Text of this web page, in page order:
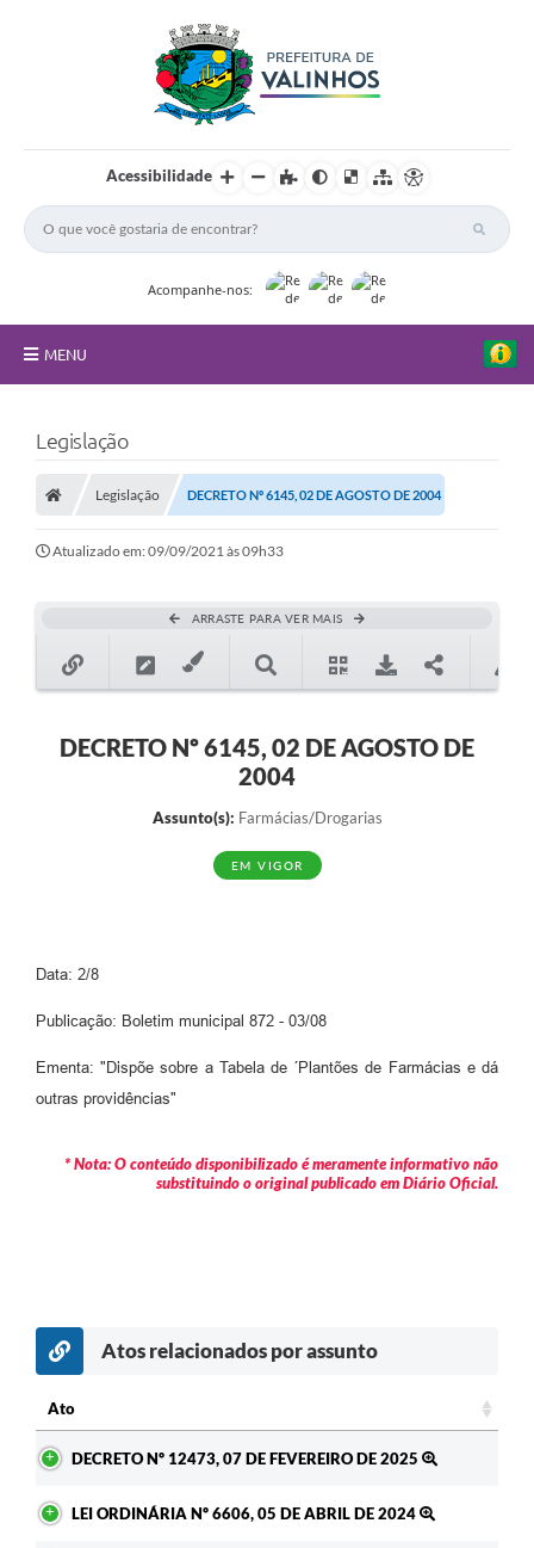
Acessibilidade
Acompanhe-nos:
MENU
Principal
Nossa Cidade
Secretarias
Transparência
Programa Famílias Fortes
Contratação de estagiário - estudante de Direito -
Audiências Públicas
Arquivos para Download
Turismo
Projetos
Contas Públicas
Editais
Links
Legislação
Legislação DECRETO Nº 6145, 02 DE AGOSTO DE 2004
Atualizado em: 09/09/2021 às 09h33
ARRASTE PARA VER MAIS
DECRETO Nº 6145, 02 DE AGOSTO DE
2004
Assunto(s): Farmácias/Drogarias
EM VIGOR
Data: 2/8
Publicação: Boletim municipal 872 - 03/08
Ementa: "Dispõe sobre a Tabela de ´Plantões de Farmácias e dá
outras providências"
* Nota: O conteúdo disponibilizado é meramente informativo não
substituindo o original publicado em Diário Oficial.
Atos relacionados por assunto
Ato
DECRETO Nº 12473, 07 DE FEVEREIRO DE 2025
LEI ORDINÁRIA Nº 6606, 05 DE ABRIL DE 2024